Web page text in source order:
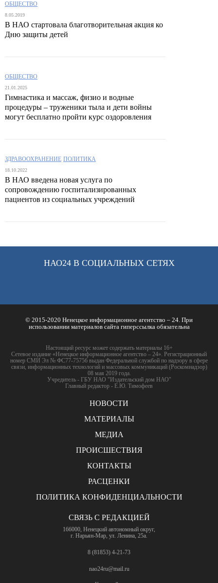
ОБЩЕСТВО
8.05.2019
В НАО стартовала благотворительная акция ко
Дню защиты детей
ОБЩЕСТВО
21.01.2025
Гимнастика и массаж, физио и водные
процедуры – труженики тыла и дети войны
могут бесплатно пройти курс оздоровления
ЗДРАВООХРАНЕНИЕ ПОЛИТИКА
18.10.2022
В НАО введена новая услуга по
сопровождению госпитализированных
пациентов из социальных учреждений
НАО24 В СОЦИАЛЬНЫХ СЕТЯХ
© 2015-2020 Ненецкое информационное агентство – 24. При
использовании материалов сайта гиперссылка обязательна
Настоящий ресурс может содержать материалы 16+
Сетевое издание «Ненецкое информационное агентство – 24». Регистрационный
номер СМИ Эл № ФС77-75756 выдан Федеральной службой по надзору в сфере
связи, информационных технологий и массовых коммуникаций (Роскомнадзор)
08 мая 2019 года.
Учредитель - ГБУ НАО "Издательский дом НАО"
Главный редактор - Е.Ю. Тимофеев
НОВОСТИ
МАТЕРИАЛЫ
МЕДИА
ПРОИСШЕСТВИЯ
КОНТАКТЫ
РАСЦЕНКИ
ПОЛИТИКА КОНФИДЕНЦИАЛЬНОСТИ
СВЯЗЬ С РЕДАКЦИЕЙ
166000, Ненецкий автономный округ,
г. Нарьян-Мар, ул. Ленина, 25а.
8 (81853) 4-21-73
nao24ru@mail.ru